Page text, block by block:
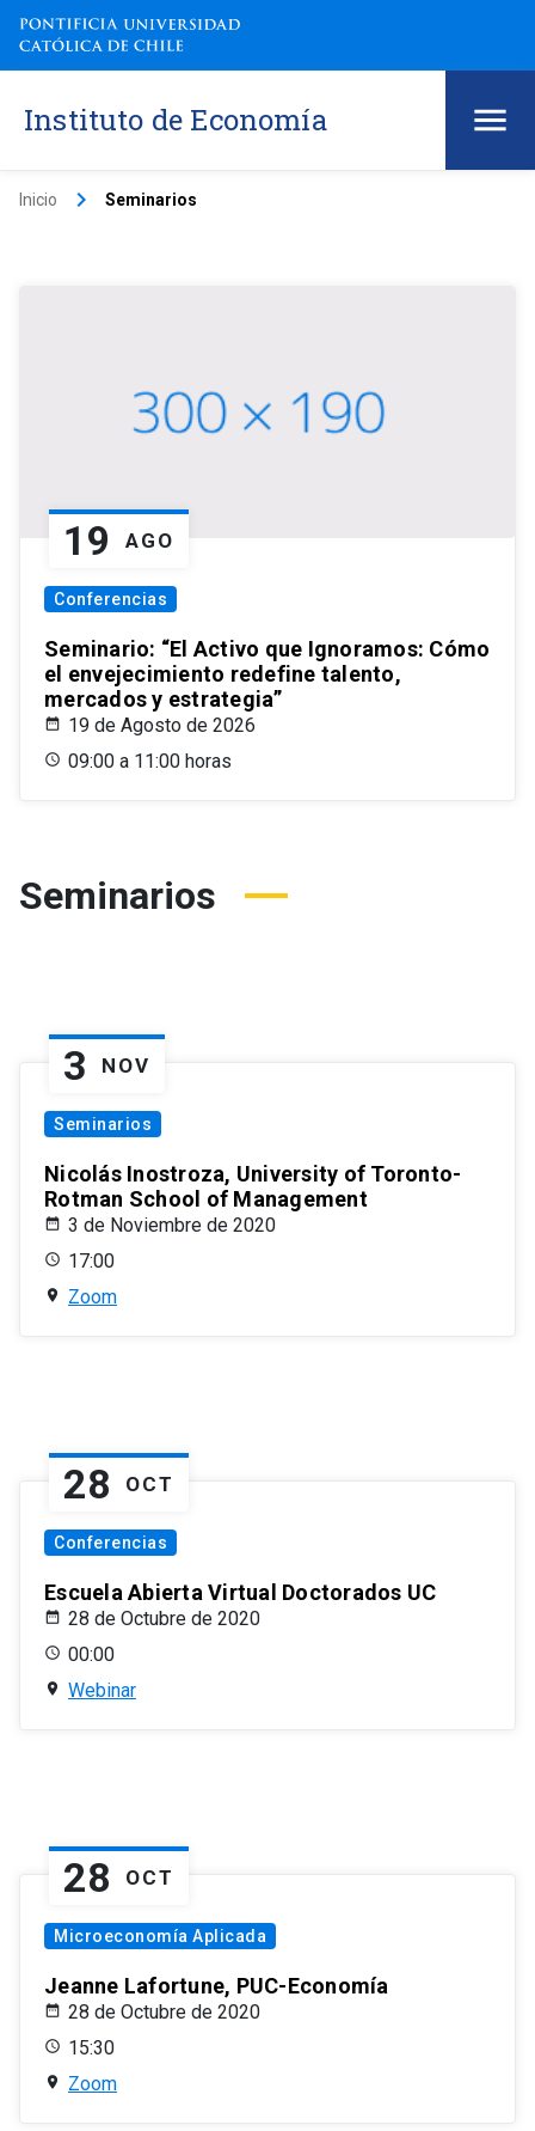
Instituto de Economía
Inicio keyboard_arrow_right Seminarios
19 AGO
Conferencias
Seminario: “El Activo que Ignoramos: Cómo
el envejecimiento redefine talento,
mercados y estrategia”
19 de Agosto de 2026
09:00 a 11:00 horas
Seminarios
3 NOV
Seminarios
Nicolás Inostroza, University of Toronto-
Rotman School of Management
3 de Noviembre de 2020
17:00
Zoom
28 OCT
Conferencias
Escuela Abierta Virtual Doctorados UC
28 de Octubre de 2020
00:00
Webinar
28 OCT
Microeconomía Aplicada
Jeanne Lafortune, PUC-Economía
28 de Octubre de 2020
15:30
Zoom